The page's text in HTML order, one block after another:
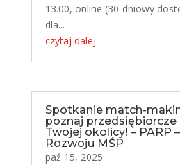
13.00, online (30-dniowy
dla...
czytaj dalej
Spotkanie match-
poznaj
Twojej okolicy! – PARP
Rozwoju MŚP
paź 15, 2025